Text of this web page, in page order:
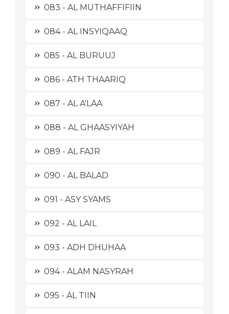
083 - AL MUTHAFFIFIIN
084 - AL INSYIQAAQ
085 - AL BURUUJ
086 - ATH THAARIQ
087 - AL A'LAA
088 - AL GHAASYIYAH
089 - AL FAJR
090 - AL BALAD
091 - ASY SYAMS
092 - AL LAIL
093 - ADH DHUHAA
094 - ALAM NASYRAH
095 - AL TIIN